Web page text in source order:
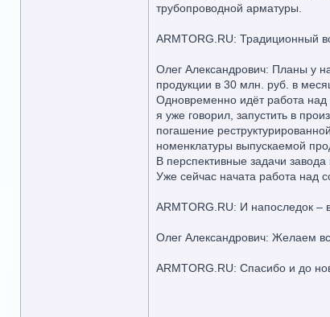
трубопроводной арматуры.
ARMTORG.RU: Традиционный
Олег Александрович: Планы у
продукции в 30 млн. руб. в
Одновременно идёт работа
я уже говорил, запустить в
погашение
номенклатуры выпускаемой
В перспективные задачи
Уже сейчас начата работа над
ARMTORG.RU: И напоследок –
Олег Александрович: Желаем
ARMTORG.RU: Спасибо и до